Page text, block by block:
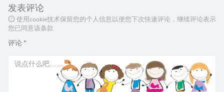
发表评论
使用cookie技术保留您的个人信息以便您下次快速评论，继续评论表示
您已同意该条款
评论 *